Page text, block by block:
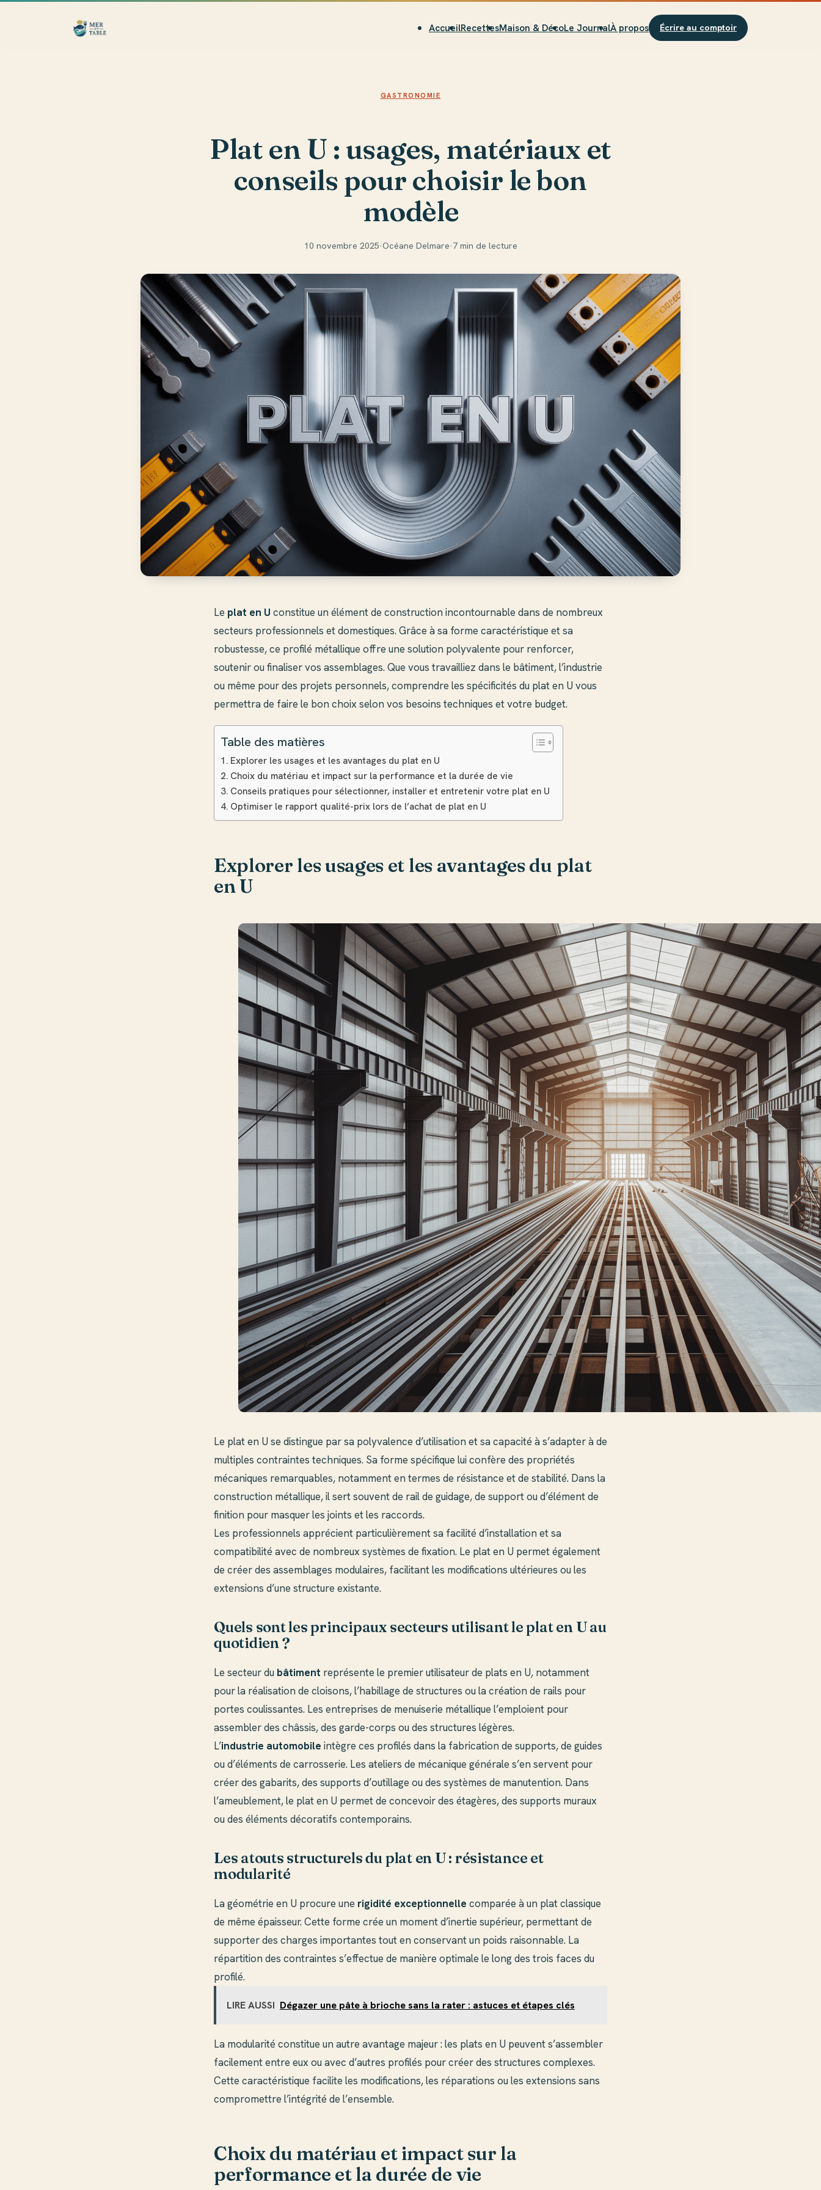
AccueilRecettesMaison & DécoLe JournalÀ propos Écrire au comptoir
GASTRONOMIE
Plat en U : usages, matériaux et
conseils pour choisir le bon
modèle
10 novembre 2025·Océane Delmare·7 min de lecture
Le plat en U constitue un élément de construction incontournable dans de nombreux
secteurs professionnels et domestiques. Grâce à sa forme caractéristique et sa
robustesse, ce profilé métallique offre une solution polyvalente pour renforcer,
soutenir ou finaliser vos assemblages. Que vous travailliez dans le bâtiment, l’industrie
ou même pour des projets personnels, comprendre les spécificités du plat en U vous
permettra de faire le bon choix selon vos besoins techniques et votre budget.
Table des matières
Explorer les usages et les avantages du plat en U
Choix du matériau et impact sur la performance et la durée de vie
Conseils pratiques pour sélectionner, installer et entretenir votre plat en U
Optimiser le rapport qualité-prix lors de l’achat de plat en U
Explorer les usages et les avantages du plat
en U
Le plat en U se distingue par sa polyvalence d’utilisation et sa capacité à s’adapter à de
multiples contraintes techniques. Sa forme spécifique lui confère des propriétés
mécaniques remarquables, notamment en termes de résistance et de stabilité. Dans la
construction métallique, il sert souvent de rail de guidage, de support ou d’élément de
finition pour masquer les joints et les raccords.
Les professionnels apprécient particulièrement sa facilité d’installation et sa
compatibilité avec de nombreux systèmes de fixation. Le plat en U permet également
de créer des assemblages modulaires, facilitant les modifications ultérieures ou les
extensions d’une structure existante.
Quels sont les principaux secteurs utilisant le plat en U au
quotidien ?
Le secteur du bâtiment représente le premier utilisateur de plats en U, notamment
pour la réalisation de cloisons, l’habillage de structures ou la création de rails pour
portes coulissantes. Les entreprises de menuiserie métallique l’emploient pour
assembler des châssis, des garde-corps ou des structures légères.
L’industrie automobile intègre ces profilés dans la fabrication de supports, de guides
ou d’éléments de carrosserie. Les ateliers de mécanique générale s’en servent pour
créer des gabarits, des supports d’outillage ou des systèmes de manutention. Dans
l’ameublement, le plat en U permet de concevoir des étagères, des supports muraux
ou des éléments décoratifs contemporains.
Les atouts structurels du plat en U : résistance et
modularité
La géométrie en U procure une rigidité exceptionnelle comparée à un plat classique
de même épaisseur. Cette forme crée un moment d’inertie supérieur, permettant de
supporter des charges importantes tout en conservant un poids raisonnable. La
répartition des contraintes s’effectue de manière optimale le long des trois faces du
profilé.
LIRE AUSSI Dégazer une pâte à brioche sans la rater : astuces et étapes clés
La modularité constitue un autre avantage majeur : les plats en U peuvent s’assembler
facilement entre eux ou avec d’autres profilés pour créer des structures complexes.
Cette caractéristique facilite les modifications, les réparations ou les extensions sans
compromettre l’intégrité de l’ensemble.
Choix du matériau et impact sur la
performance et la durée de vie